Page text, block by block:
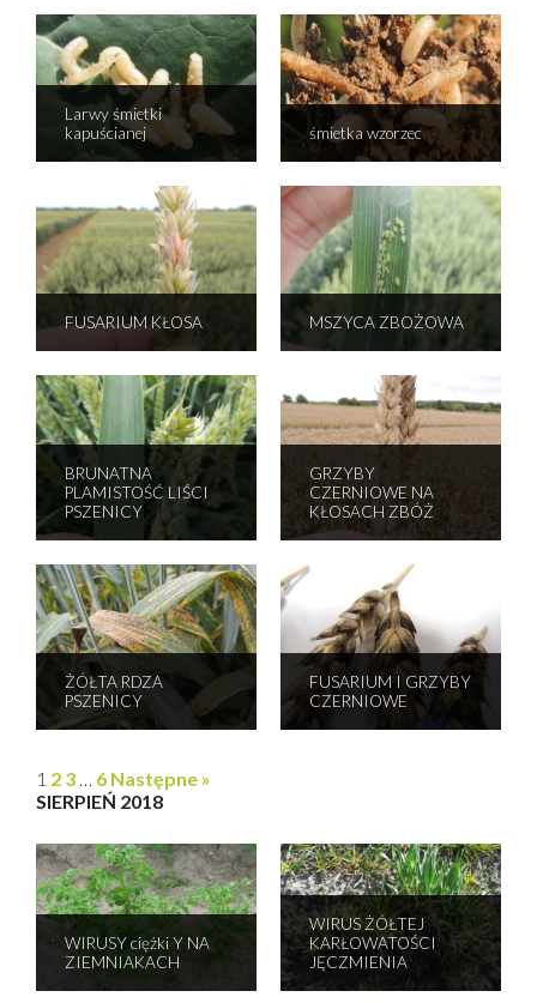
Larwy śmietki
kapuścianej
śmietka wzorzec
FUSARIUM KŁOSA MSZYCA ZBOŻOWA
BRUNATNA
PLAMISTOŚĆ LIŚCI
PSZENICY
GRZYBY
CZERNIOWE NA
KŁOSACH ZBÓŻ
ŻÓŁTA RDZA
PSZENICY
FUSARIUM I GRZYBY
CZERNIOWE
1 2 3 … 6 Następne »
SIERPIEŃ 2018
WIRUSY ciężki Y NA
ZIEMNIAKACH
WIRUS ŻÓŁTEJ
KARŁOWATOŚCI
JĘCZMIENIA